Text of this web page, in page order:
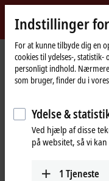
Beckhoff
-
New
Automation
Technology
HjemmesideVirksomhed
Når du klikker på
indstillingen for
indlæses.
Indstillinger
For at kunne tilbyde dig en
cookies til ydelses-,
personligt indhold.
som bruger, finder du i vores
Ydelse &
Ved hjælp af disse
på websitet, så vi
1 Tjeneste